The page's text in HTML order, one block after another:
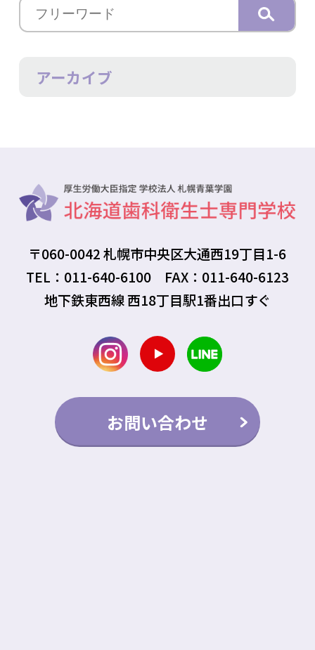
アーカイブ
〒060-0042 札幌市中央区大通西19丁目1-6
TEL：011-640-6100 FAX：011-640-6123
地下鉄東西線 西18丁目駅1番出口すぐ
お問い合わせ